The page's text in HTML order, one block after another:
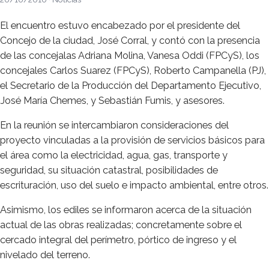
El encuentro estuvo encabezado por el presidente del
Concejo de la ciudad, José Corral, y contó con la presencia
de las concejalas Adriana Molina, Vanesa Oddi (FPCyS), los
concejales Carlos Suarez (FPCyS), Roberto Campanella (PJ),
el Secretario de la Producción del Departamento Ejecutivo,
José María Chemes, y Sebastián Fumis, y asesores.
En la reunión se intercambiaron consideraciones del
proyecto vinculadas a la provisión de servicios básicos para
el área como la electricidad, agua, gas, transporte y
seguridad, su situación catastral, posibilidades de
escrituración, uso del suelo e impacto ambiental, entre otros.
Asimismo, los ediles se informaron acerca de la situación
actual de las obras realizadas; concretamente sobre el
cercado integral del perímetro, pórtico de ingreso y el
nivelado del terreno.